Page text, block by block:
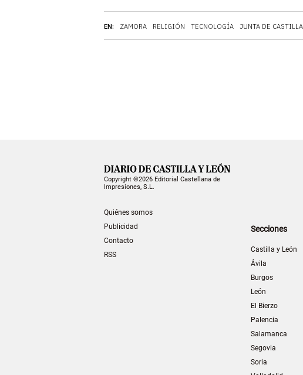
EN: ZAMORA RELIGIÓN TECNOLOGÍA JUNTA DE
Copyright ©2026 Editorial Castellana de
Impresiones, S.L.
Quiénes somos
Publicidad
Contacto
RSS
Secciones
Castilla y León
Ávila
Burgos
León
El Bierzo
Palencia
Salamanca
Segovia
Soria